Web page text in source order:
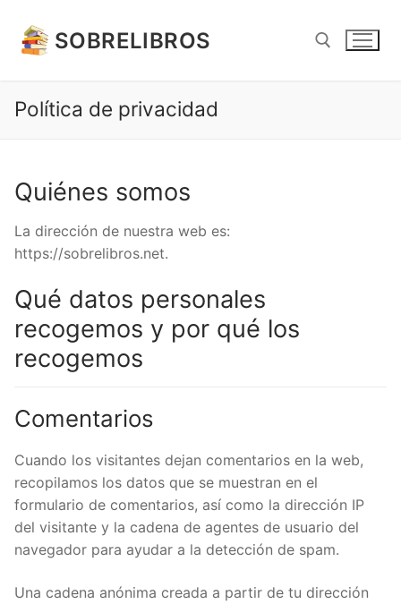
contenido
SOBRELIBROS
Política de privacidad
Quiénes somos
La dirección de nuestra web es:
https://sobrelibros.net.
Qué datos personales
recogemos y por qué los
recogemos
Comentarios
Cuando los visitantes dejan comentarios en la web,
recopilamos los datos que se muestran en el
formulario de comentarios, así como la dirección IP
del visitante y la cadena de agentes de usuario del
navegador para ayudar a la detección de spam.
Una cadena anónima creada a partir de tu dirección